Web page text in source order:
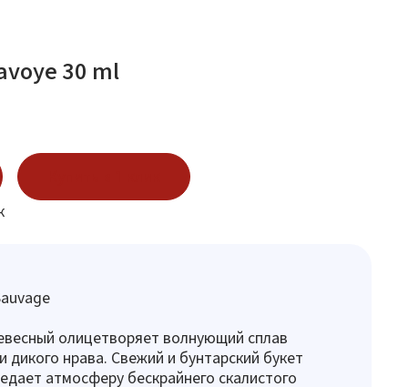
30 ml
олицетворяет волнующий сплав
дикого нрава. Свежий и бунтарский букет
атмосферу бескрайнего скалистого